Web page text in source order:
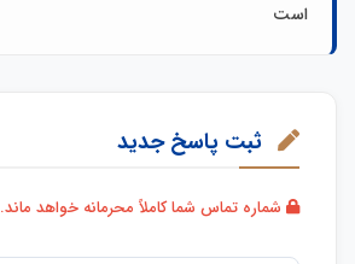
است
ثبت پاسخ جدید
شماره تماس شما کاملاً محرمانه خواهد ماند.